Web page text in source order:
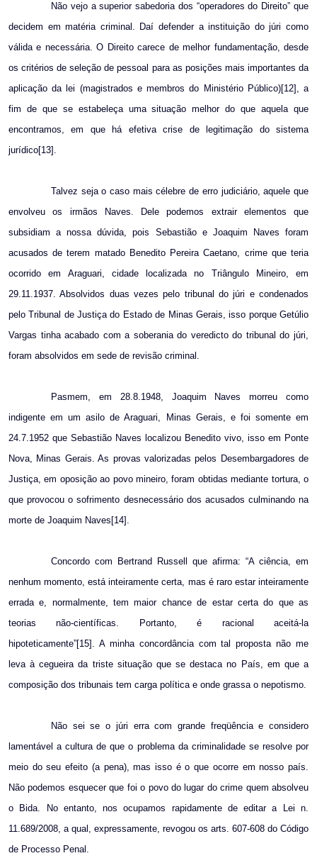
Não vejo a superior sabedoria dos “operadores do Direito” que
decidem em matéria criminal. Daí defender a instituição do júri como
válida e necessária. O Direito carece de melhor fundamentação, desde
os critérios de seleção de pessoal para as posições mais importantes da
aplicação da lei (magistrados e membros do Ministério Público)[12], a
fim de que se estabeleça uma situação melhor do que aquela que
encontramos, em que há efetiva crise de legitimação do sistema
jurídico[13].
Talvez seja o caso mais célebre de erro judiciário, aquele que
envolveu os irmãos Naves. Dele podemos extrair elementos que
subsidiam a nossa dúvida, pois Sebastião e Joaquim Naves foram
acusados de terem matado Benedito Pereira Caetano, crime que teria
ocorrido em Araguari, cidade localizada no Triângulo Mineiro, em
29.11.1937. Absolvidos duas vezes pelo tribunal do júri e condenados
pelo Tribunal de Justiça do Estado de Minas Gerais, isso porque Getúlio
Vargas tinha acabado com a soberania do veredicto do tribunal do júri,
foram absolvidos em sede de revisão criminal.
Pasmem, em 28.8.1948, Joaquim Naves morreu como
indigente em um asilo de Araguari, Minas Gerais, e foi somente em
24.7.1952 que Sebastião Naves localizou Benedito vivo, isso em Ponte
Nova, Minas Gerais. As provas valorizadas pelos Desembargadores de
Justiça, em oposição ao povo mineiro, foram obtidas mediante tortura, o
que provocou o sofrimento desnecessário dos acusados culminando na
morte de Joaquim Naves[14].
Concordo com Bertrand Russell que afirma: “A ciência, em
nenhum momento, está inteiramente certa, mas é raro estar inteiramente
errada e, normalmente, tem maior chance de estar certa do que as
teorias não-científicas. Portanto, é racional aceitá-la
hipoteticamente”[15]. A minha concordância com tal proposta não me
leva à cegueira da triste situação que se destaca no País, em que a
composição dos tribunais tem carga política e onde grassa o nepotismo.
Não sei se o júri erra com grande freqüência e considero
lamentável a cultura de que o problema da criminalidade se resolve por
meio do seu efeito (a pena), mas isso é o que ocorre em nosso país.
Não podemos esquecer que foi o povo do lugar do crime quem absolveu
o Bida. No entanto, nos ocupamos rapidamente de editar a Lei n.
11.689/2008, a qual, expressamente, revogou os arts. 607-608 do Código
de Processo Penal.